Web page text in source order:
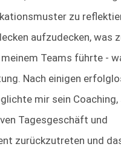
zu
aufzudecken, was
Teams führte -
Nach einigen
mir sein
Tagesgeschäft und
zurückzutreten und